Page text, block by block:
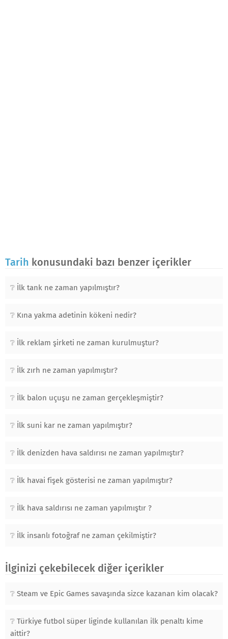
Tarih konusundaki bazı benzer içerikler
İlk tank ne zaman yapılmıştır?
Kına yakma adetinin kökeni nedir?
İlk reklam şirketi ne zaman kurulmuştur?
İlk zırh ne zaman yapılmıştır?
İlk balon uçuşu ne zaman gerçekleşmiştir?
İlk suni kar ne zaman yapılmıştır?
İlk denizden hava saldırısı ne zaman yapılmıştır?
İlk havai fişek gösterisi ne zaman yapılmıştır?
İlk hava saldırısı ne zaman yapılmıştır ?
İlk insanlı fotoğraf ne zaman çekilmiştir?
İlginizi çekebilecek diğer içerikler
Steam ve Epic Games savaşında sizce kazanan kim olacak?
Türkiye futbol süper liginde kullanılan ilk penaltı kime
aittir?